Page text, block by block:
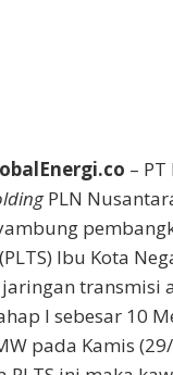
– PT
PLN
Ibu Kota
transmisi
I sebesar 10
pada Kamis